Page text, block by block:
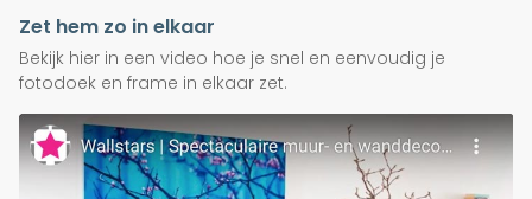
Zet hem zo in elkaar
Bekijk hier in een video hoe je snel en eenvoudig je
fotodoek en frame in elkaar zet.